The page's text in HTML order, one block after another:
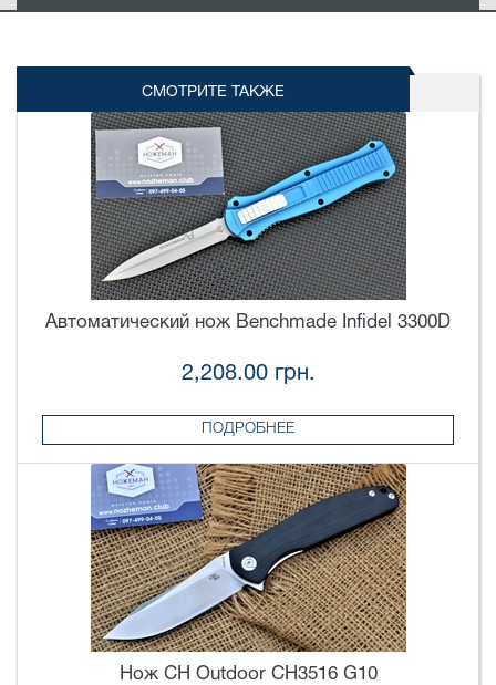
СМОТРИТЕ ТАКЖЕ
Автоматический нож Benchmade Infidel 3300D
2,208.00 грн.
ПОДРОБНЕЕ
Нож CH Outdoor CH3516 G10